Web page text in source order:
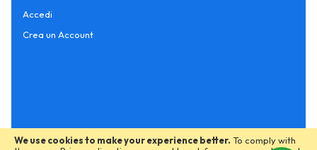
We use cookies to make your experience better. To comply with
Accedi
Crea un Account